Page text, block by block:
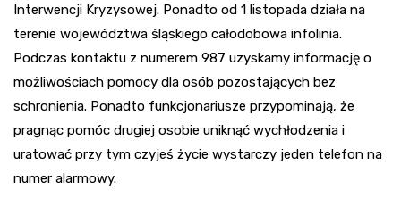
Interwencji Kryzysowej. Ponadto od 1 listopada działa na
terenie województwa śląskiego całodobowa infolinia.
Podczas kontaktu z numerem 987 uzyskamy informację o
możliwościach pomocy dla osób pozostających bez
schronienia. Ponadto funkcjonariusze przypominają, że
pragnąc pomóc drugiej osobie uniknąć wychłodzenia i
uratować przy tym czyjeś życie wystarczy jeden telefon na
numer alarmowy.